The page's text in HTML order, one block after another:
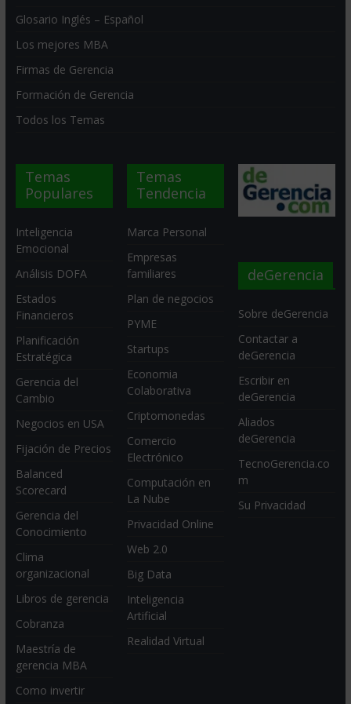
Glosario Inglés – Español
Los mejores MBA
Firmas de Gerencia
Formación de Gerencia
Todos los Temas
Temas
Populares
Inteligencia
Emocional
Análisis DOFA
Estados
Financieros
Planificación
Estratégica
Gerencia del
Cambio
Negocios en USA
Fijación de Precios
Balanced
Scorecard
Gerencia del
Conocimiento
Clima
organizacional
Libros de gerencia
Cobranza
Maestría de
gerencia MBA
Como invertir
Temas
Tendencia
Marca Personal
Empresas
familiares
Plan de negocios
PYME
Startups
Economia
Colaborativa
Criptomonedas
Comercio
Electrónico
Computación en
La Nube
Privacidad Online
Web 2.0
Big Data
Inteligencia
Artificial
Realidad Virtual
deGerencia
Sobre deGerencia
Contactar a
deGerencia
Escribir en
deGerencia
Aliados
deGerencia
TecnoGerencia.co
m
Su Privacidad